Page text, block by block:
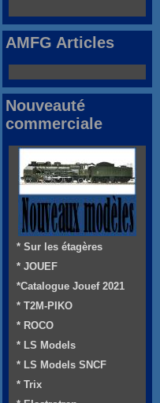
AMFG Articles
Nouveauté
commerciale
* Sur les étagères
* JOUEF
*Catalogue Jouef 2021
* T2M-PIKO
* ROCO
* LS Models
* LS Models SNCF
* Trix